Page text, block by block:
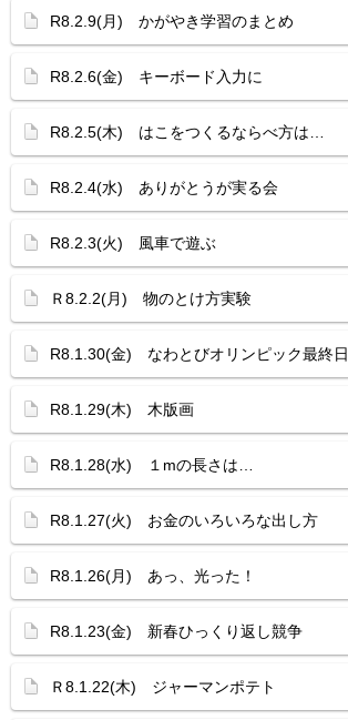
R8.2.9(月) かがやき学習のまとめ
R8.2.6(金) キーボード入力に
R8.2.5(木) はこをつくるならべ方は…
R8.2.4(水) ありがとうが実る会
R8.2.3(火) 風車で遊ぶ
Ｒ8.2.2(月) 物のとけ方実験
R8.1.30(金) なわとびオリンピック最終日
R8.1.29(木) 木版画
R8.1.28(水) １mの長さは…
R8.1.27(火) お金のいろいろな出し方
R8.1.26(月) あっ、光った！
R8.1.23(金) 新春ひっくり返し競争
Ｒ8.1.22(木) ジャーマンポテト